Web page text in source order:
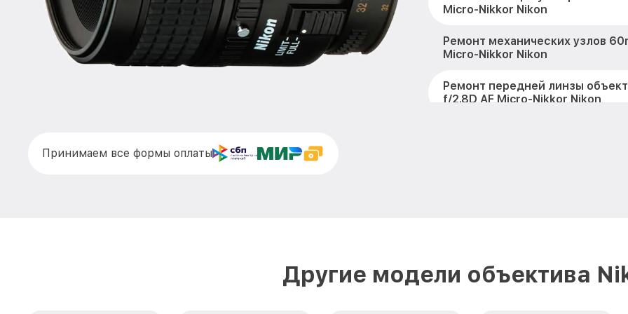
Micro-Nikkor Nikon
Ремонт механических узлов
Micro-Nikkor Nikon
Ремонт передней линзы
f/2.8D AF Micro-Nikkor Nikon
Замена переходных шлейфов
Micro-Nikkor Nikon
Принимаем все формы оплаты
Другие модели объектива